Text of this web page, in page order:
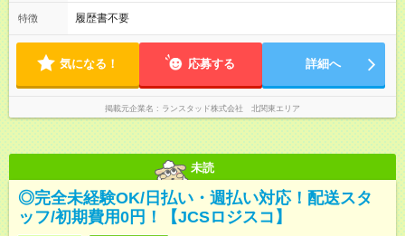
特徴 履歴書不要
気になる！ 応募する 詳細へ
掲載元企業名 ランスタッド株式会社 北関東エリア
未読
◎完全未経験OK/日払い・週払い対応！配送スタ
ッフ/初期費用0円！【JCSロジスコ】